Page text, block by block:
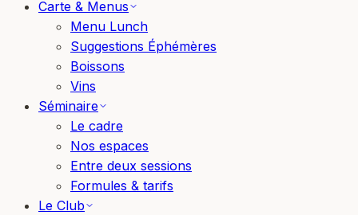
Carte & Menus
Menu Lunch
Suggestions Éphémères
Boissons
Vins
Séminaire
Le cadre
Nos espaces
Entre deux sessions
Formules & tarifs
Le Club